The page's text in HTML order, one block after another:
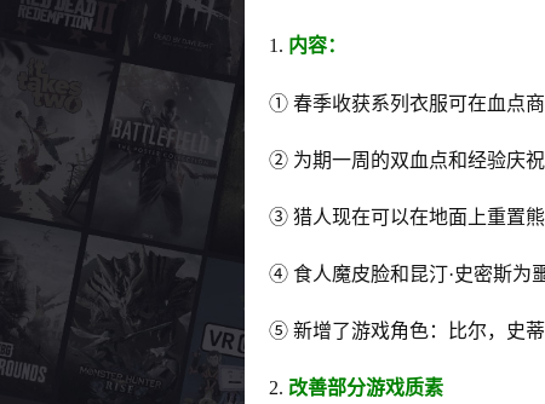
1. 内容：
① 春季收获系列衣服可在血点商
② 为期一周的双血点和经验庆
③ 猎人现在可以在地面上重置
④ 食人魔皮脸和昆汀·史密斯为
⑤ 新增了游戏角色：比尔，史蒂
2. 改善部分游戏质素